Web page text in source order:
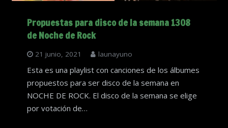
Propuestas para disco de la semana 1308
de Noche de Rock
21 junio, 2021 launayuno
Esta es una playlist con canciones de los álbumes
propuestos para ser disco de la semana en
NOCHE DE ROCK. El disco de la semana se elige
por votación de…